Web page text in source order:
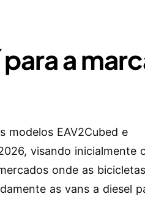
a
modelos EAV2Cubed e
visando inicialmente
onde as
as vans a diesel